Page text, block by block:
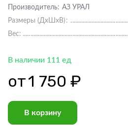
Производитель: АЗ УРАЛ
Размеры (ДхШхВ):
Вес:
В наличии 111 ед
от1 750 ₽
В корзину